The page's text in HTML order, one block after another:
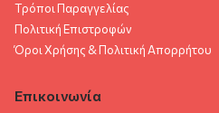
Τρόποι Παραγγελίας
Πολιτική Επιστροφών
Όροι Χρήσης & Πολιτική Aπορρήτου
Επικοινωνία